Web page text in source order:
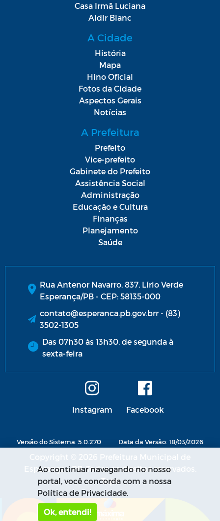
Casa Irmã Luciana
Aldir Blanc
A Cidade
História
Mapa
Hino Oficial
Fotos da Cidade
Aspectos Gerais
Notícias
A Prefeitura
Prefeito
Vice-prefeito
Gabinete do Prefeito
Assistência Social
Administração
Educação e Cultura
Finanças
Planejamento
Saúde
Rua Antenor Navarro, 837, Lírio Verde
Esperança/PB - CEP: 58135-000
contato@esperanca.pb.gov.brr - (83)
3502-1305
Das 07h30 às 13h30, de segunda à
sexta-feira
Instagram Facebook
Versão do Sistema: 5.0.270 Data da Versão: 18/03/2026
Copyright © 2026 Prefeitura Municipal de
Esperança - PB. Todos os direitos reservados.
Ao continuar navegando no nosso
portal, você concorda com a nossa
Política de Privacidade.
Ok, entendi!